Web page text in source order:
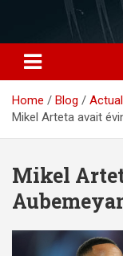
Home Blog
Mikel Arteta avait
Mikel